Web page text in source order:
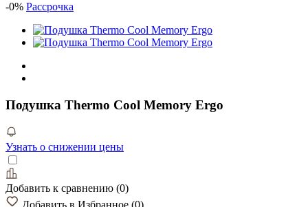
-0% Рассрочка
Подушка Thermo Cool Memory Ergo
Узнать о снижении цены
Добавить к сравнению (0)
Добавить в Избранное (0)